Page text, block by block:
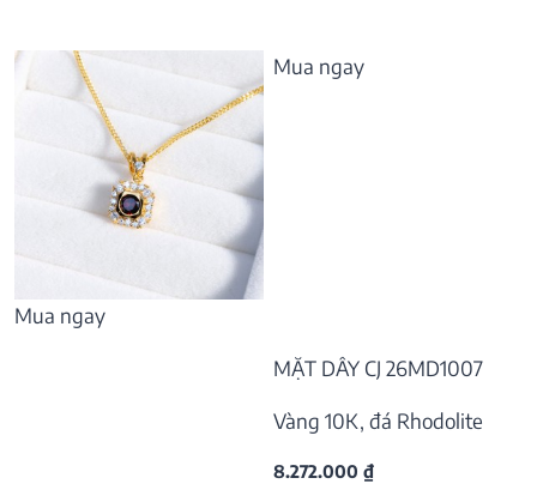
Mua ngay
Mua ngay
MẶT DÂY CJ 26MD1007
Vàng 10K, đá Rhodolite
8.272.000 ₫